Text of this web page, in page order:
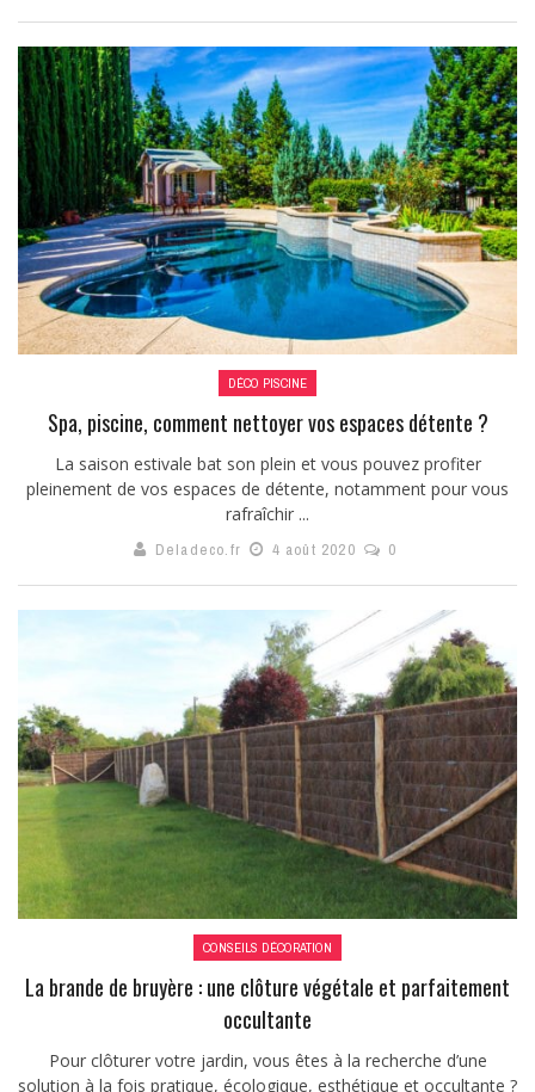
DÉCO PISCINE
Spa, piscine, comment nettoyer vos espaces détente ?
La saison estivale bat son plein et vous pouvez profiter
pleinement de vos espaces de détente, notamment pour vous
rafraîchir ...
Deladeco.fr 4 août 2020 0
CONSEILS DÉCORATION
La brande de bruyère : une clôture végétale et parfaitement
occultante
Pour clôturer votre jardin, vous êtes à la recherche d’une
solution à la fois pratique, écologique, esthétique et occultante ?